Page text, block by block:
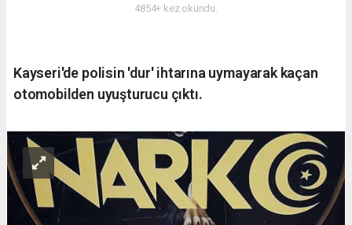
4854+ kez okundu.
Kayseri'de polisin 'dur' ihtarına uymayarak kaçan
otomobilden uyuşturucu çıktı.